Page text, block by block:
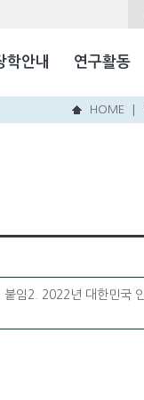
학안내 연구활동
HOME
붙임2. 2022년 대한민국 인